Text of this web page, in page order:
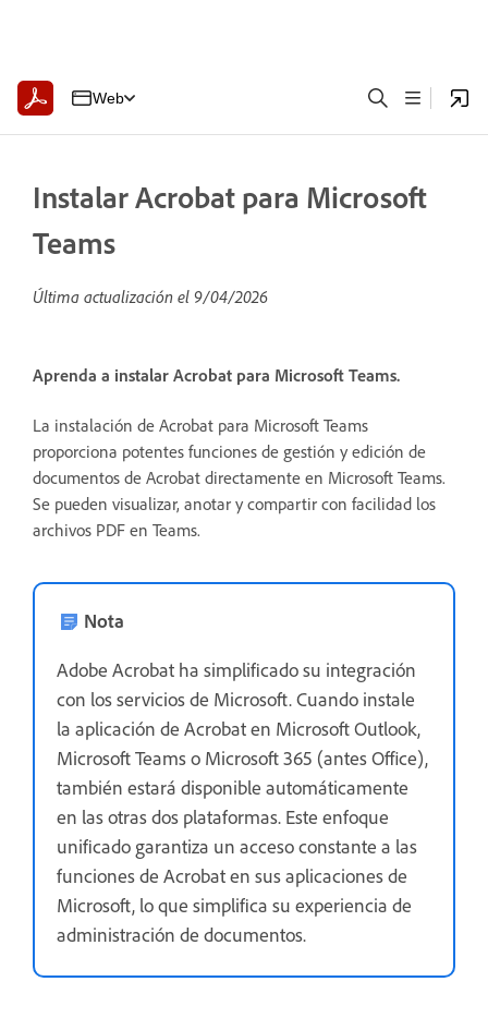
Web
Instalar Acrobat para Microsoft
Teams
Última actualización el 9/04/2026
Aprenda a instalar Acrobat para Microsoft Teams.
La instalación de Acrobat para Microsoft Teams
proporciona potentes funciones de gestión y edición de
documentos de Acrobat directamente en Microsoft Teams.
Se pueden visualizar, anotar y compartir con facilidad los
archivos PDF en Teams.
Nota
Adobe Acrobat ha simplificado su integración
con los servicios de Microsoft. Cuando instale
la aplicación de Acrobat en Microsoft Outlook,
Microsoft Teams o Microsoft 365 (antes Office),
también estará disponible automáticamente
en las otras dos plataformas. Este enfoque
unificado garantiza un acceso constante a las
funciones de Acrobat en sus aplicaciones de
Microsoft, lo que simplifica su experiencia de
administración de documentos.